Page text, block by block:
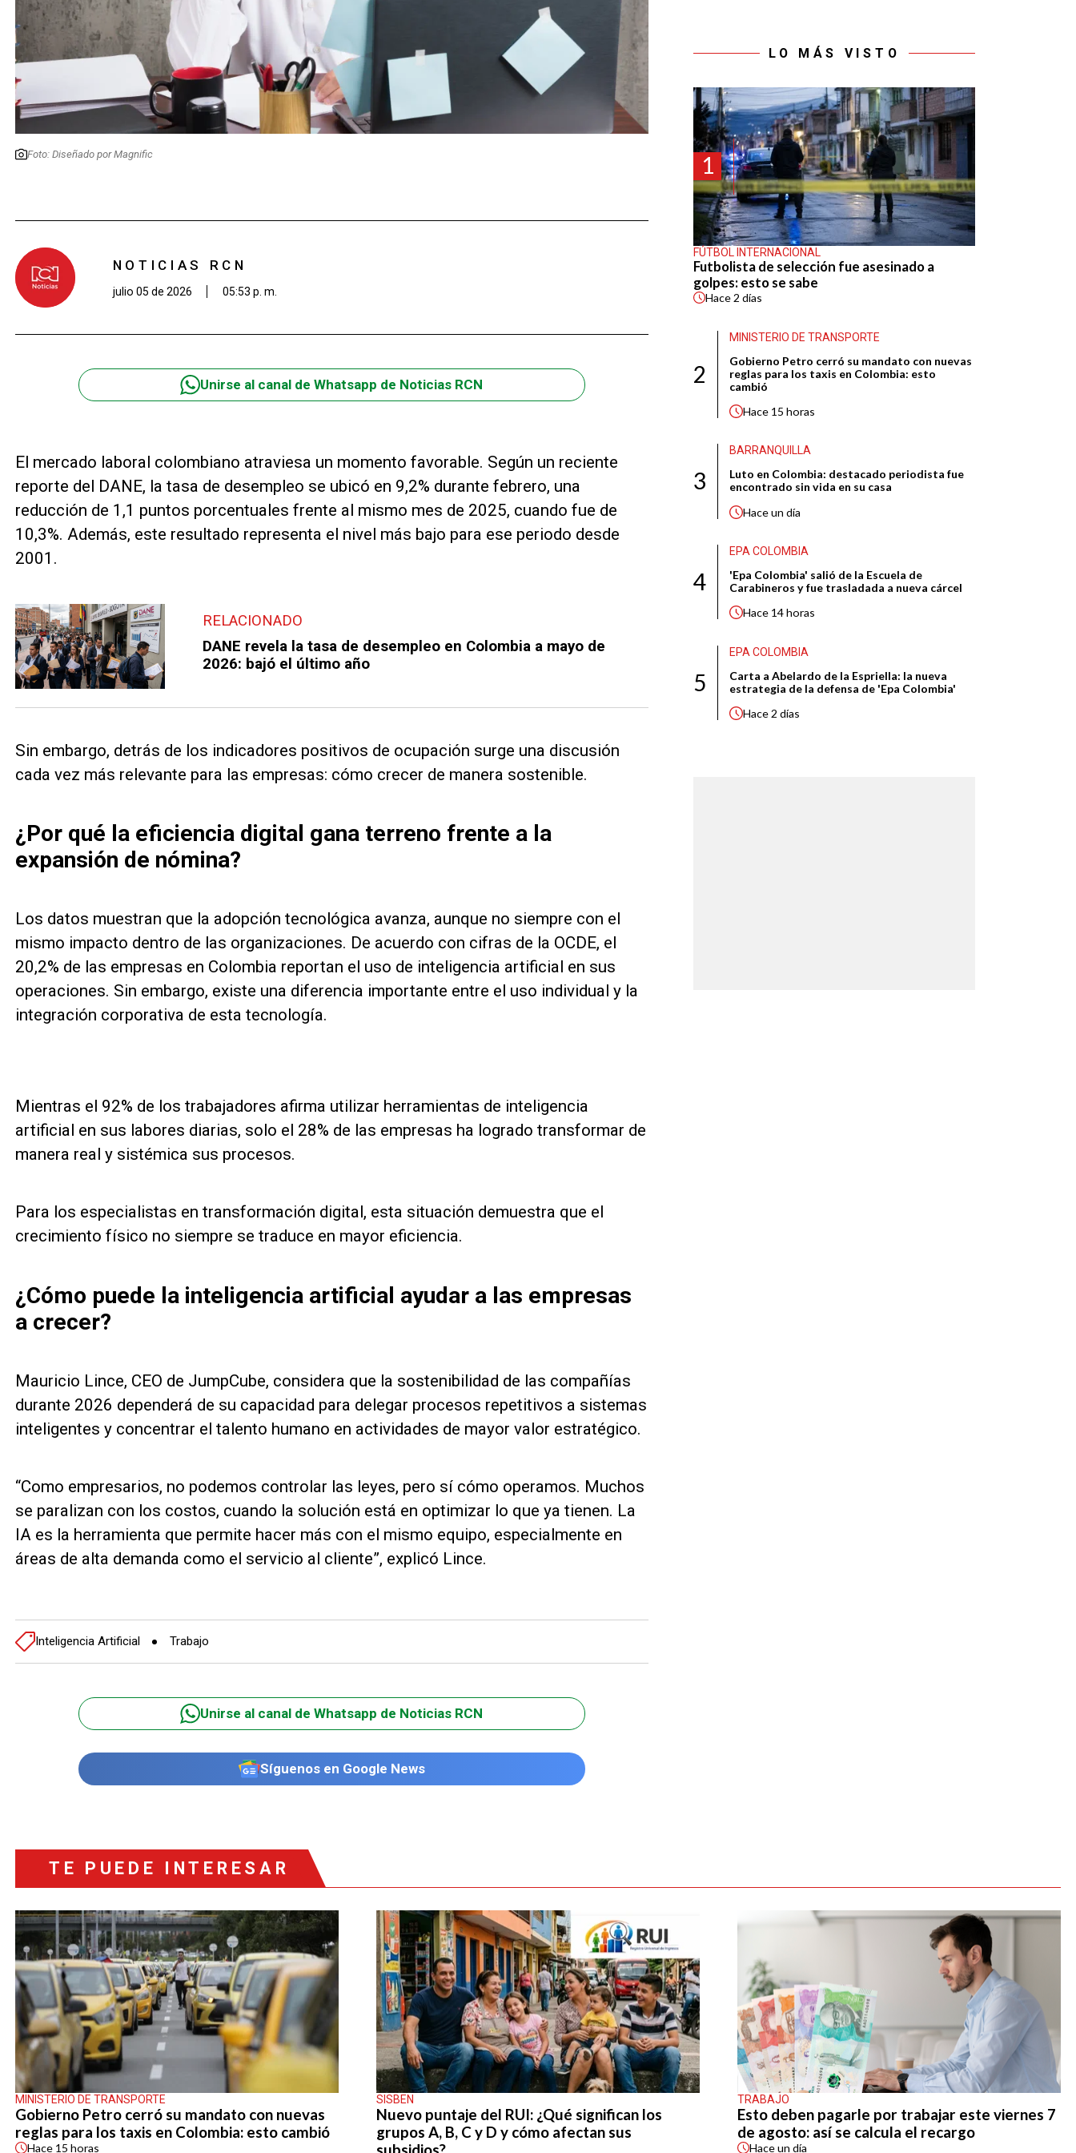
Foto: Diseñado por Magnific
NOTICIAS RCN
julio 05 de 2026 05:53 p. m.
Unirse al canal de Whatsapp de Noticias RCN
El mercado laboral colombiano atraviesa un momento favorable. Según un reciente
reporte del DANE, la tasa de desempleo se ubicó en 9,2% durante febrero, una
reducción de 1,1 puntos porcentuales frente al mismo mes de 2025, cuando fue de
10,3%. Además, este resultado representa el nivel más bajo para ese periodo desde
2001.
RELACIONADO
DANE revela la tasa de desempleo en Colombia a mayo de
2026: bajó el último año
Sin embargo, detrás de los indicadores positivos de ocupación surge una discusión
cada vez más relevante para las empresas: cómo crecer de manera sostenible.
¿Por qué la eficiencia digital gana terreno frente a la
expansión de nómina?
Los datos muestran que la adopción tecnológica avanza, aunque no siempre con el
mismo impacto dentro de las organizaciones. De acuerdo con cifras de la OCDE, el
20,2% de las empresas en Colombia reportan el uso de inteligencia artificial en sus
operaciones. Sin embargo, existe una diferencia importante entre el uso individual y la
integración corporativa de esta tecnología.
Mientras el 92% de los trabajadores afirma utilizar herramientas de inteligencia
artificial en sus labores diarias, solo el 28% de las empresas ha logrado transformar de
manera real y sistémica sus procesos.
Para los especialistas en transformación digital, esta situación demuestra que el
crecimiento físico no siempre se traduce en mayor eficiencia.
¿Cómo puede la inteligencia artificial ayudar a las empresas
a crecer?
Mauricio Lince, CEO de JumpCube, considera que la sostenibilidad de las compañías
durante 2026 dependerá de su capacidad para delegar procesos repetitivos a sistemas
inteligentes y concentrar el talento humano en actividades de mayor valor estratégico.
“Como empresarios, no podemos controlar las leyes, pero sí cómo operamos. Muchos
se paralizan con los costos, cuando la solución está en optimizar lo que ya tienen. La
IA es la herramienta que permite hacer más con el mismo equipo, especialmente en
áreas de alta demanda como el servicio al cliente”, explicó Lince.
Inteligencia Artificial Trabajo
Unirse al canal de Whatsapp de Noticias RCN
Síguenos en Google News
LO MÁS VISTO
1
FÚTBOL INTERNACIONAL
Futbolista de selección fue asesinado a
golpes: esto se sabe
Hace2 días
2
MINISTERIO DE TRANSPORTE
Gobierno Petro cerró su mandato con nuevas
reglas para los taxis en Colombia: esto
cambió
Hace 15 horas
3
BARRANQUILLA
Luto en Colombia: destacado periodista fue
encontrado sin vida en su casa
Haceun día
4
EPA COLOMBIA
'Epa Colombia' salió de la Escuela de
Carabineros y fue trasladada a nueva cárcel
Hace 14 horas
5
EPA COLOMBIA
Carta a Abelardo de la Espriella: la nueva
estrategia de la defensa de 'Epa Colombia'
Hace2 días
TE PUEDE INTERESAR
MINISTERIO DE TRANSPORTE
Gobierno Petro cerró su mandato con nuevas
reglas para los taxis en Colombia: esto cambió
Hace 15 horas
SISBEN
Nuevo puntaje del RUI: ¿Qué significan los
grupos A, B, C y D y cómo afectan sus
subsidios?
TRABAJO
Esto deben pagarle por trabajar este viernes 7
de agosto: así se calcula el recargo
Haceun día